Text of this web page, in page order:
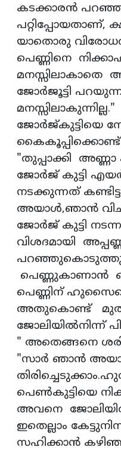
കടക്കാരൻ
പറ്റിപ്പോയതാണ്,
യാതൊരു
പെണ്ണിനെ
മനസ്സിലാകാതെ
ജോർജൂട്ടി
മനസ്സിലാകുന്നില്ല."
ജോർജ്‌കുട്ടിയെ
"തുപ്പാക്കി
ജോർജ് കുട്ടി
നടക്കുന്നത്
അയാൾ,ഞാൻ
ജോർജ് കുട്ടി
വിശദമായി
പറഞ്ഞുകൊടുത്തു.
പെണ്ണുകാണാൻ
പെണ്ണിന്
അതുകൊണ്ട്
ജോലിയിൽനിന്ന്
" അതെങ്ങനെ
"സാർ ഞാൻ
പെൺകുട്ടിയെ
അവനെ ജോലിയിൽ
ഇതെല്ലാം
സഹിക്കാൻ